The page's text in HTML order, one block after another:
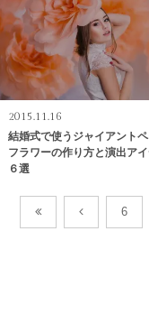
2015.11.16
結婚式で使うジャイアント
フラワーの作り方と演出ア
６選
6